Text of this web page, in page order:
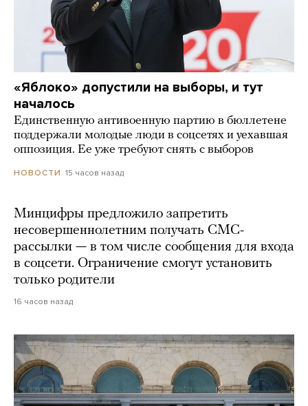
«Яблоко» допустили на выборы, и тут
началось
Единственную антивоенную партию в бюллетене
поддержали молодые люди в соцсетях и уехавшая
оппозиция. Ее уже требуют снять с выборов
НОВОСТИ 15 часов назад
Минцифры предложило запретить
несовершеннолетним получать СМС-
рассылки — в том числе сообщения для входа
в соцсети. Ограничение смогут установить
только родители
16 часов назад